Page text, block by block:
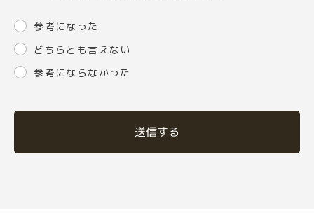
参考になった
どちらとも言えない
参考にならなかった
送信する